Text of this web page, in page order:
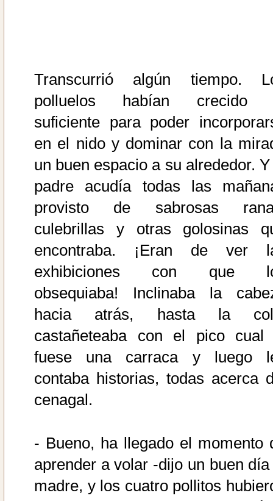
Transcurrió algún tiempo.
polluelos habían crecido
suficiente para poder
en el nido y dominar con la
un buen espacio a su alrededor.
padre acudía todas las
provisto de sabrosas
culebrillas y otras golosinas
encontraba. ¡Eran de ver
exhibiciones con que
obsequiaba! Inclinaba la
hacia atrás, hasta la
castañeteaba con el pico cual
fuese una carraca y luego
contaba historias, todas acerca
cenagal.
- Bueno, ha llegado el momento
aprender a volar -dijo un buen
madre, y los cuatro pollitos